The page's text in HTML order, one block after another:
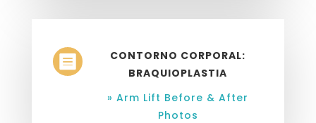

CONTORNO CORPORAL:
BRAQUIOPLASTIA
» Arm Lift Before & After
Photos